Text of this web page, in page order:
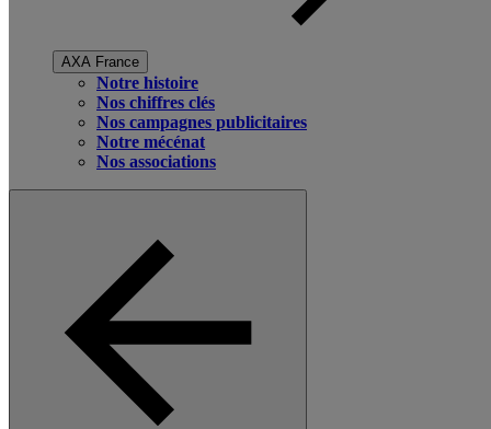
AXA France
Notre histoire
Nos chiffres clés
Nos campagnes publicitaires
Notre mécénat
Nos associations